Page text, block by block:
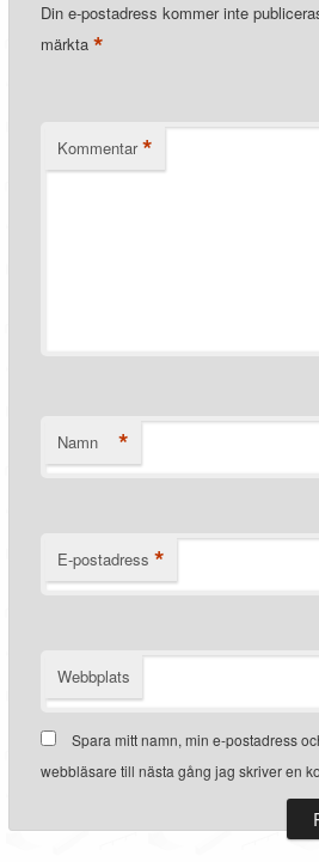
Din e-postadress kommer inte
märkta*
Kommentar *
Namn *
E-postadress *
Webbplats
Spara mitt namn, min e-postadress
webbläsare till nästa gång jag skriver en